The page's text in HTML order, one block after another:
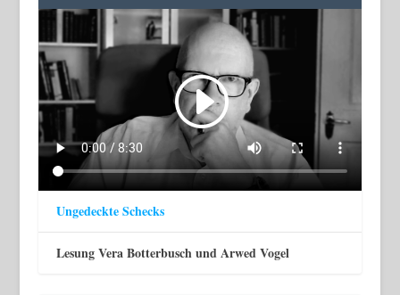
Ungedeckte Schecks
Lesung Vera Botterbusch und Arwed Vogel